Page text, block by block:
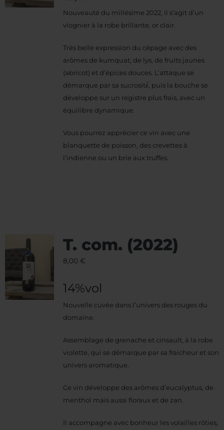
Nouveauté du millésime 2022, il s’agit d’un
viognier à la robe brillante, or clair.
Très belle expression du cépage avec des
arômes de kumquat, de lys, de fruits jaunes
(abricot) et d’épices douces. L’attaque se
démarque par sa sucrosité́, puis la bouche se
développe sur un registre plus frais, avec un
équilibre dynamique.
Vous pourrez apprécier ce vin avec une
blanquette de poisson, des crevettes à
l’indienne ou un brie aux truffes.
T. com. (2022)
8,00 €
14%vol
Nouvelle cuvée dans l’univers des rouges du
domaine.
Assemblage de grenache et cinsault, à la robe
violette, qui se démarque par sa fraicheur et son
univers aromatique.
Ce vin développe des arômes d’eucalyptus, de
menthol mais aussi floraux et de zan.
Il accompagne avec bonheur les volailles rôties,